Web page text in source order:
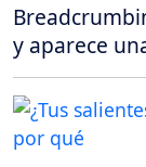
y aparece